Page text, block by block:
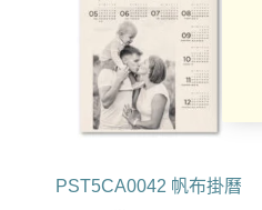
PST5CA0042 帆布掛曆